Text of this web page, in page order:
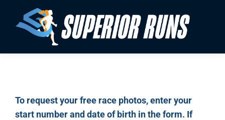
To request your free race photos, enter your
start number and date of birth in the form. If